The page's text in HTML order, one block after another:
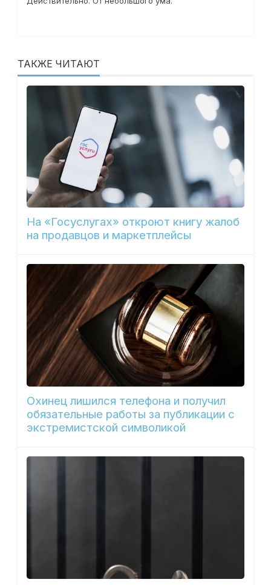
ТАКЖЕ ЧИТАЮТ
На «Госуслугах» откроют книгу жалоб
на продавцов и маркетплейсы
Охинец лишился телефона и получил
обязательные работы за публикации с
экстремистской символикой